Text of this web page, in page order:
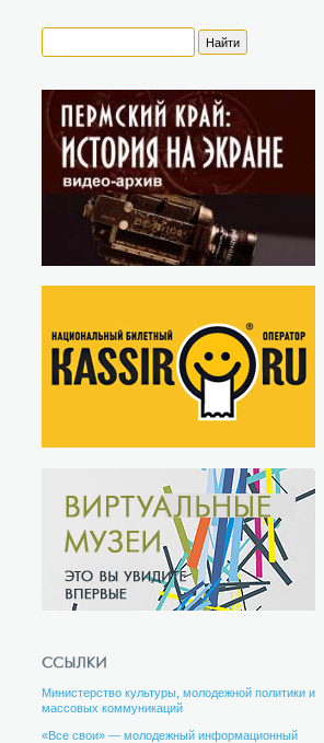
Министерство культуры, молодежной политики и
массовых коммуникаций
«Все свои» — молодежный информационный